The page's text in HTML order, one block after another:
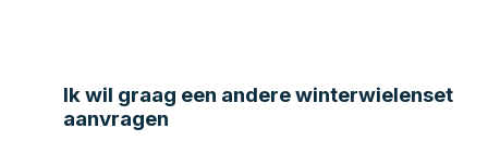
Ik wil graag een andere winterwielenset
aanvragen